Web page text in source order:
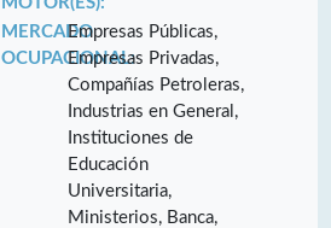
MERCADO
OCUPACIONAL:
Empresas Públicas,
Empresas Privadas,
Compañías Petroleras,
Industrias en General,
Instituciones de
Educación
Universitaria,
Ministerios, Banca,